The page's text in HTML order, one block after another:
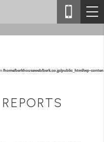
/home/berkhouseweb/berk.co.jp/public_html/wp-conten